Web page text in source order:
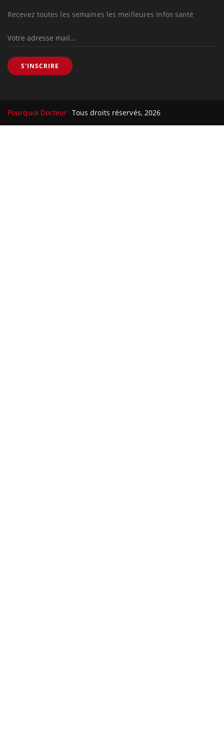
Recevez toutes les semaines les meilleures infos santé
S'INSCRIRE
Pourquoi Docteur Tous droits réservés, 2026